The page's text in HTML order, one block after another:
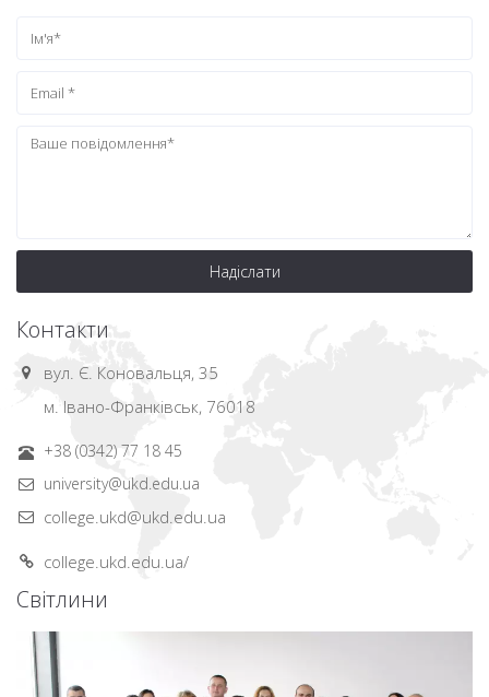
Надіслати
Контакти
вул. Є. Коновальця, 35
м. Івано-Франківськ, 76018
+38 (0342) 77 18 45
university@ukd.edu.ua
college.ukd@ukd.edu.ua
college.ukd.edu.ua/
Світлини